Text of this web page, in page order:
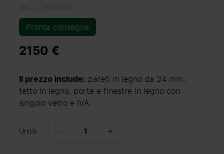
Pronta consegna
2150 €
Il prezzo include: pareti in legno da 34 mm,
tetto in legno, porte e finestre in legno con
singolo vetro e IVA.
Unità:
con la